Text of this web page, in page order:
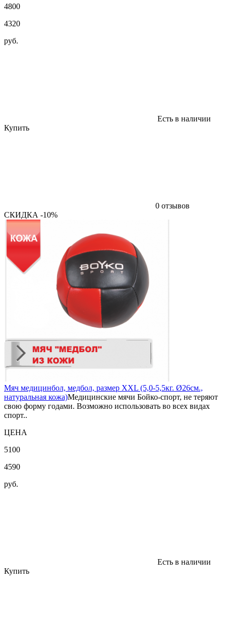
4800
4320
руб.
Есть в наличии
Купить
0 отзывов
СКИДКА -10%
Мяч медицинбол, медбол, размер XXL (5,0-5,5кг. Ø26см.,
натуральная кожа)Медицинские мячи Бойко-спорт, не теряют
свою форму годами. Возможно использовать во всех видах
спорт..
ЦЕНА
5100
4590
руб.
Есть в наличии
Купить